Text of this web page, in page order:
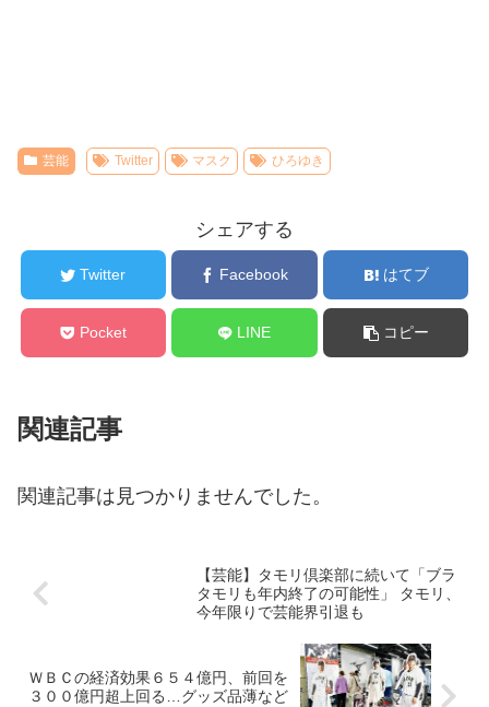
芸能 Twitter マスク ひろゆき
シェアする
Twitter Facebook はてブ
Pocket LINE コピー
関連記事
関連記事は見つかりませんでした。
【芸能】タモリ倶楽部に続いて「ブラ
タモリも年内終了の可能性」 タモリ、
今年限りで芸能界引退も
ＷＢＣの経済効果６５４億円、前回を
３００億円超上回る…グッズ品薄など